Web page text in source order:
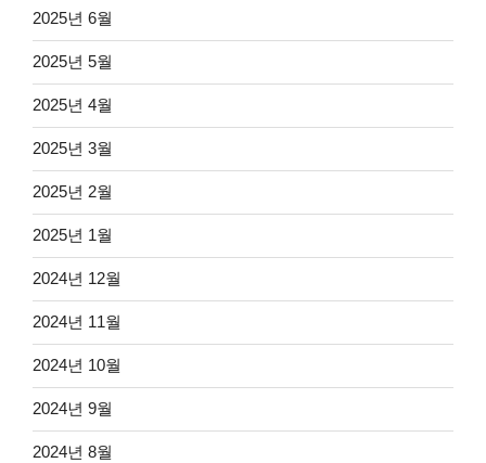
2025년 6월
2025년 5월
2025년 4월
2025년 3월
2025년 2월
2025년 1월
2024년 12월
2024년 11월
2024년 10월
2024년 9월
2024년 8월